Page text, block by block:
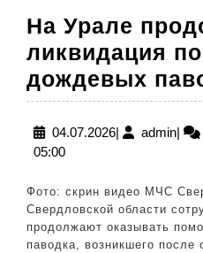
На Урале
ликвидация
дождевых
04.07.202604.07.2026
| admin|
05:00
Фото: скрин видео МЧС
Свердловской области
продолжают оказывать
паводка, возникшего